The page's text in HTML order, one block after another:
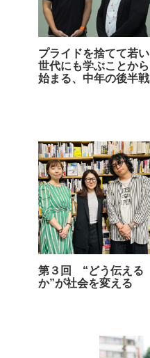
プライドを捨てて若い
世代にも学ぶことから
始まる、中年の後半戦
第３回 “どう伝える
か”が社会を変える